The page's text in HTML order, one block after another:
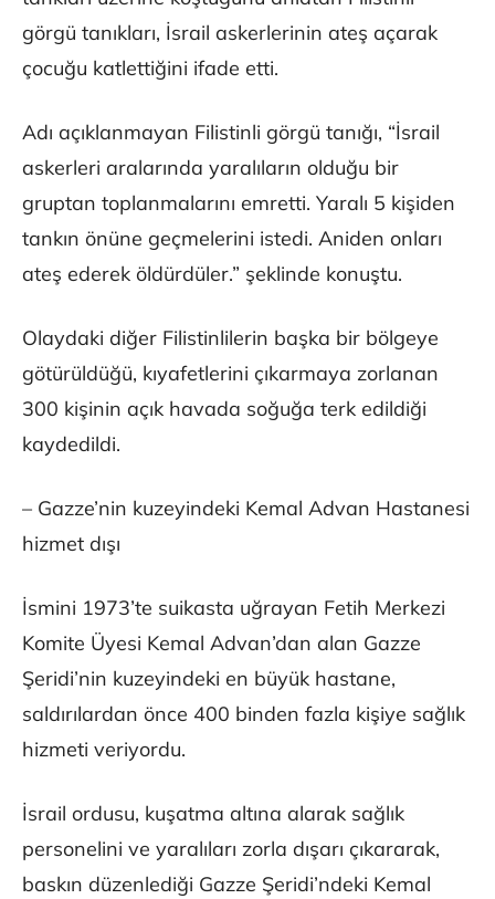
görgü tanıkları, İsrail askerlerinin ateş açarak
çocuğu katlettiğini ifade etti.
Adı açıklanmayan Filistinli görgü tanığı, “İsrail
askerleri aralarında yaralıların olduğu bir
gruptan toplanmalarını emretti. Yaralı 5 kişiden
tankın önüne geçmelerini istedi. Aniden onları
ateş ederek öldürdüler.” şeklinde konuştu.
Olaydaki diğer Filistinlilerin başka bir bölgeye
götürüldüğü, kıyafetlerini çıkarmaya zorlanan
300 kişinin açık havada soğuğa terk edildiği
kaydedildi.
– Gazze’nin kuzeyindeki Kemal Advan Hastanesi
hizmet dışı
İsmini 1973’te suikasta uğrayan Fetih Merkezi
Komite Üyesi Kemal Advan’dan alan Gazze
Şeridi’nin kuzeyindeki en büyük hastane,
saldırılardan önce 400 binden fazla kişiye sağlık
hizmeti veriyordu.
İsrail ordusu, kuşatma altına alarak sağlık
personelini ve yaralıları zorla dışarı çıkararak,
baskın düzenlediği Gazze Şeridi’ndeki Kemal